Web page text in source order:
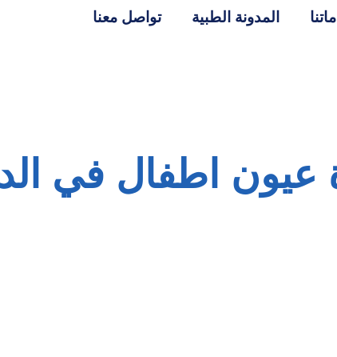
المدونة الطبية تواصل معنا
عيون اطفال في